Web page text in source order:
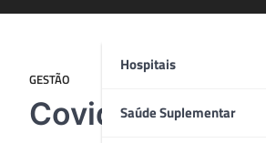
Hospitais
Saúde Suplementar
GESTÃO
Covid-19 deixa